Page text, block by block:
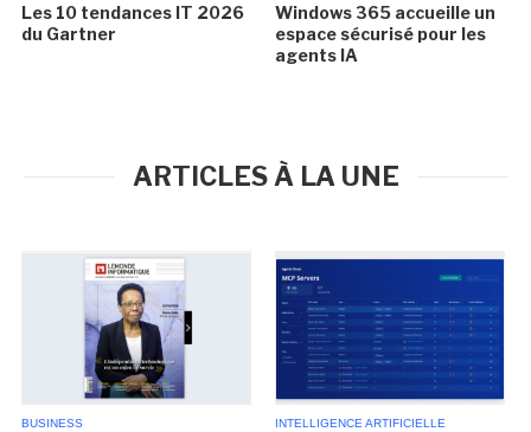
Les 10 tendances IT 2026
du Gartner
Windows 365 accueille un
espace sécurisé pour les
agents IA
ARTICLES À LA UNE
BUSINESS INTELLIGENCE ARTIFICIELLE